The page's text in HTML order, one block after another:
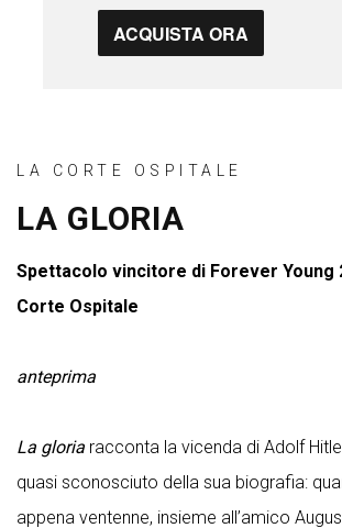
ACQUISTA ORA
LA CORTE OSPITALE
LA GLORIA
Spettacolo vincitore di Forever Young
Corte Ospitale
anteprima
La gloria racconta la vicenda di Adolf
quasi sconosciuto della sua biografia:
appena ventenne, insieme all’amico